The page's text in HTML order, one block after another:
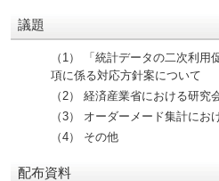
議題
（1） 「統計データの二次利
項に係る対応方針案について
（2） 経済産業省における研究
（3） オーダーメード集計にお
（4） その他
配布資料